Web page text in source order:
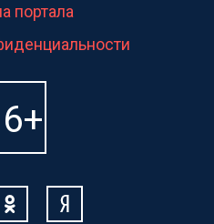
портала